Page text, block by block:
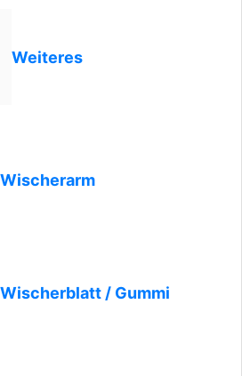
Weiteres
Wischerarm
Wischerblatt / Gummi